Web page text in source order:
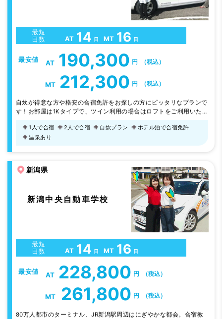
最短
日数
AT 14 日 MT 16 日
最安値 AT 190,300 円 （税込）
MT 212,300 円 （税込）
自炊が得意な方や格安の合宿免許をお探しの方にピッタリなプランで
す！お部屋は1Kタイプで、ツイン利用の場合はロフトをご利用いた
ラッグストア・コンビニの他に、飲食店もありますよ。 ホテルプラ
ンも人気。ホテルルートイン（※）の夕食はホテルでの定食。美味し
1人で合宿 2人で合宿 自炊プラン
ホテル泊で合宿免許
温泉あり
新潟県
新潟中央自動車学校
最短
日数
AT 14 日 MT 16 日
最安値 AT 228,800 円 （税込）
MT 261,800 円 （税込）
80万人都市のターミナル、JR新潟駅周辺はにぎやかな都会。合宿教